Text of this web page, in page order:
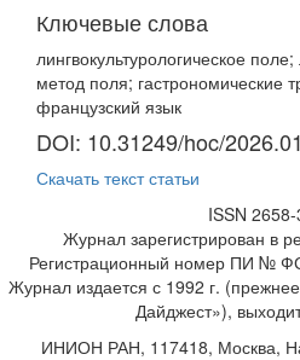
Ключевые слова
лингвокультурологическое поле;
метод поля; гастрономические
французский язык
DOI: 10.31249/hoc/
Скачать текст статьи
ISSN 2658-
Журнал зарегистрирован в
Регистрационный номер ПИ №
Журнал издается с 1992 г.
Дайджест»),
ИНИОН РАН, 117418, Москва,